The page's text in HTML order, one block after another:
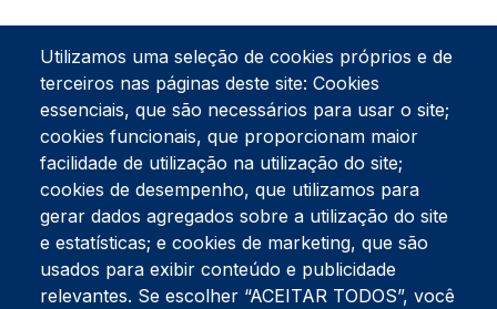
Tel:234 390 100Fax:234 390 100
Endereço Postal
Apartado 42
Rua Gil Eanes 31
3834-908 Gafanha da Nazaré
Utilizamos uma seleção de cookies próprios e de
terceiros nas páginas deste site: Cookies
essenciais, que são necessários para usar o site;
cookies funcionais, que proporcionam maior
facilidade de utilização na utilização do site;
cookies de desempenho, que utilizamos para
gerar dados agregados sobre a utilização do site
e estatísticas; e cookies de marketing, que são
usados para exibir conteúdo e publicidade
relevantes. Se escolher “ACEITAR TODOS”, você